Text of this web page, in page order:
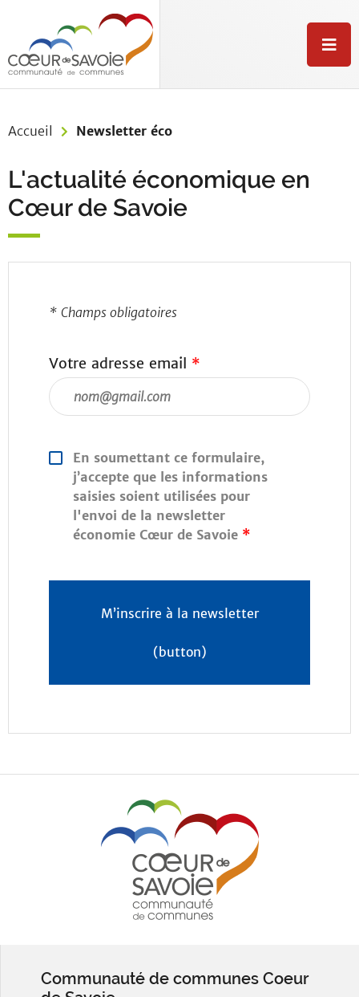
Aller à la recherche
M
e
Accueil
Newsletter éco
L'actualité économique en
Cœur de Savoie
* Champs obligatoires
Votre adresse email *
En soumettant ce formulaire,
j’accepte que les informations
saisies soient utilisées pour
l'envoi de la newsletter
économie Cœur de Savoie *
M’inscrire à la newsletter
(button)
Communauté de communes Coeur